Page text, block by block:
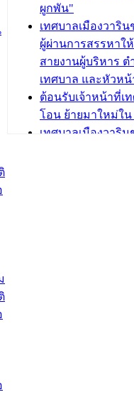
ระยะสั้น ประจำปี
ถักทอผลิตภัณฑ์จา
บทความ อื่นๆ ...
ผูกพัน"
เทศบาลเมืองวาริ
ผู้ผ่านการสรรหาใ
สายงานผู้บริหาร
เทศบาล และหัวห
ต้อนรับเจ้าหน้าที่เ
โอน ย้ายมาใหม่ใน
เทศบาลเมืองวาริ
ต้อนรับพนักงานเ
สรรหาให้ดำรงตำ